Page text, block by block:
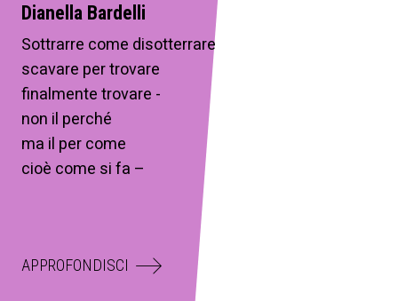
Dianella Bardelli
Sottrarre come disotterrare
scavare per trovare
finalmente trovare -
non il perché
ma il per come
cioè come si fa –
APPROFONDISCI